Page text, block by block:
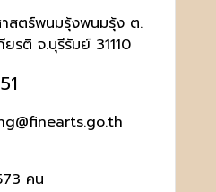
สตร์พนมรุ้งพนมรุ้ง ต.
ยรติ จ.บุรีรัมย์ 31110
คน